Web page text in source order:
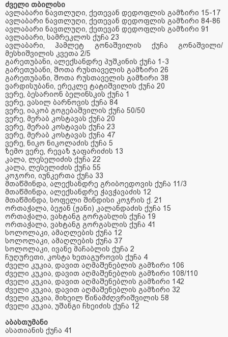
ძველი თბილისი
ავლაბარი ნავთლუღი, ქეთევან დედოფლის გამზირი 15-17
ავლაბარი ნავთლუღი, ქეთევან დედოფლის გამზირი 84-86
ავლაბარი ნავთლუღი, ქეთევან დედოფლის გამზირი 91
ავლაბარი, სამრეკლოს ქუჩა 23
ავლაბარი,ჰამლეტ გონაშვილის ქუჩა გონაშვილი/
მესხიშვილის კვეთა 2/5
გარეთუბანი, ალექსანდრე პუშკინის ქუჩა 1-3
გარეთუბანი, შოთა რუსთაველის გამზირი 26
გარეთუბანი, შოთა რუსთაველის გამზირი 38
ვარდისუბანი, ერეკლე ტატიშვილის ქუჩა 20
ვერე, ბესარიონ ბელინსკის ქუჩა 1
ვერე, ვასილ ბარნოვის ქუჩა 84
ვერე, იაკობ გოგებაშვილის ქუჩა 50/50
ვერე, მერაბ კოსტავას ქუჩა 20
ვერე, მერაბ კოსტავას ქუჩა 23
ვერე, მერაბ კოსტავას ქუჩა 47
ვერე, ნიკო ნიკოლაძის ქუჩა 5
ზემო ვერე, რევაზ ჯაფარიძის 13
კალა, ლესელიძის ქუჩა 22
კალა, ლესელიძის ქუჩა 55
კოჯორი, იუნკერთა ქუჩა 33
მთაწმინდა, ალექსანდრე გრიბოედოვის ქუჩა 11/3
მთაწმინდა, ალექსანდრე ჭავჭავაძის 12
მთაწმინდა, სოფელი შინდისი კოჯრის ქ. 21
ორთაჭალა, ბეჟან (ჟანი) კალანდაძის ქუჩა 15
ორთაჭალა, ვახტანგ გორგასლის ქუჩა 19
ორთაჭალა, ვახტანგ გორგასლის ქუჩა 41
სოლოლაკი, ამაღლების ქუჩა 12
სოლოლაკი, ამაღლების ქუჩა 37
სოლოლაკი, ივანე მაჩაბლის ქუჩა 2
ჩუღურეთი, კოსტა ხეთაგუროვის ქუჩა 4
ძველი კუკია, დავით აღმაშენებლის გამზირი 106
ძველი კუკია, დავით აღმაშენებლის გამზირი 108/110
ძველი კუკია, დავით აღმაშენებლის გამზირი 142
ძველი კუკია, დავით აღმაშენებლის გამზირი 32
ძველი კუკია, მიხეილ წინამძღვრიშვილის 58
ძველი კუკია, უშანგი ჩხეიძის ქუჩა 12
აბასთუმანი
ასათიანის ქუჩა 41